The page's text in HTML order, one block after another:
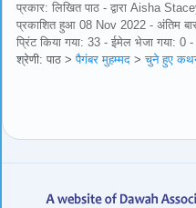
प्रकार: लिखित पाठ - द्वारा Aisha
प्रकाशित हुआ 08 Nov 2022 - अंतिम
प्रिंट किया गया: 33 - ईमेल भेजा गया:
श्रेणी: पाठ >पैगंबर मुहम्मद >चुने हुए